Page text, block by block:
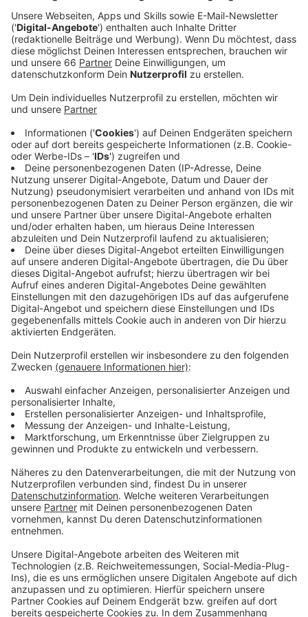
unterzeichnet werden.
Veröffentlicht:Dienstag, 19.01.2021 05:42
Anzeige
CDU und GRÜNE hatten nach der Kommunalwahl im
September eine Zusammenarbeit ausgehandelt. Vor
anderthalb Wochen wurde der Koalitionsvertrag
präsentiert, den die digitalen Parteitage nun
abgesegnet haben. Auf den 90 Seiten steht, was
Schwarz-Grün in der laufenden Wahlperiode anpacken
möchte. Ein Schwerpunkt liegt auf der Verkehrspolitik.
Unter anderem sollen Rheinbahn und Radwege
ausgebaut und die Umweltspuren abgeschafft
werden. Außerdem will sich die neue Ratsmehrheit auf
die Bereiche "Umwelt", "Klimaschutz" und
"Digitalisierung" konzentrieren, aber auch neue
Wohnungen, Schulen und KiTas bauen lassen.
Anzeige
Anzeige
Weitere Infos
Anzeige
CDU Düsseldorf
GRÜNE Düsseldorf
Kommunalwahl 2020
OB-Wahl 2020